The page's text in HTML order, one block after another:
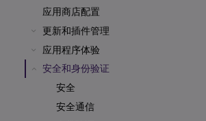
应用商店配置
更新和插件管理
应用程序体验
安全和身份验证
安全
安全通信